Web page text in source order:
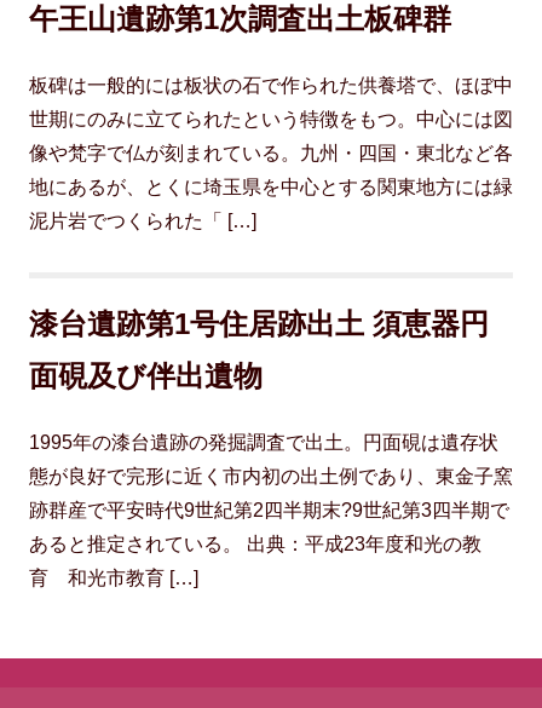
午王山遺跡第1次調査出土板碑群
板碑は一般的には板状の石で作られた供養塔で、ほぼ中
世期にのみに立てられたという特徴をもつ。中心には図
像や梵字で仏が刻まれている。九州・四国・東北など各
地にあるが、とくに埼玉県を中心とする関東地方には緑
泥片岩でつくられた「 […]
漆台遺跡第1号住居跡出土 須恵器円
面硯及び伴出遺物
1995年の漆台遺跡の発掘調査で出土。円面硯は遺存状
態が良好で完形に近く市内初の出土例であり、東金子窯
跡群産で平安時代9世紀第2四半期末?9世紀第3四半期で
あると推定されている。 出典：平成23年度和光の教
育 和光市教育 […]